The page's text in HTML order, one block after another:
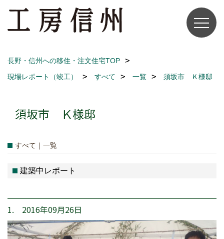
長野・信州への移住・注文住宅TOP
現場レポート（竣工）
すべて 一覧 須坂市 Ｋ様邸
須坂市 Ｋ様邸
すべて｜一覧
建築中レポート
1. 2016年09月26日